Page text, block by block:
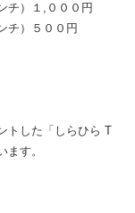
チ）１,０００円
チ）５００円
トした「しらひら T
す。